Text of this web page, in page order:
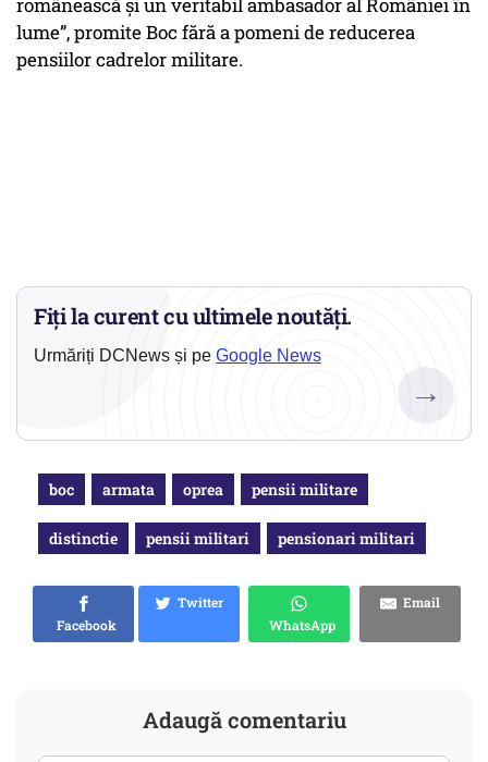
românească şi un veritabil ambasador al României în
lume”, promite Boc fără a pomeni de reducerea
pensiilor cadrelor militare.
Fiți la curent cu ultimele noutăți.
Urmăriți DCNews și pe Google News
→
boc armata oprea pensii militare
distinctie pensii militari pensionari militari
Facebook
Twitter
WhatsApp
Email
Adaugă comentariu